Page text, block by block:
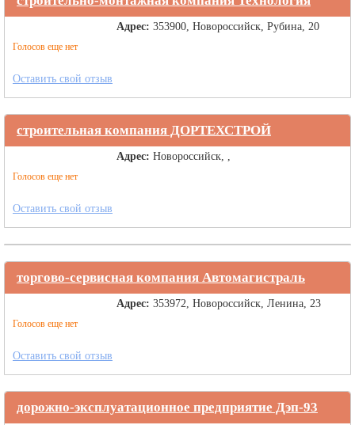
Голосов еще нет
Адрес: 353900, Новороссийск, Рубина, 20
Оставить свой отзыв
строительная компания ДОРТЕХСТРОЙ
Голосов еще нет
Адрес: Новороссийск, ,
Оставить свой отзыв
торгово-сервисная компания Автомагистраль
Голосов еще нет
Адрес: 353972, Новороссийск, Ленина, 23
Оставить свой отзыв
дорожно-эксплуатационное предприятие Дэп-93